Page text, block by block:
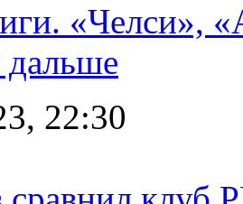
«Челси»,
22:30